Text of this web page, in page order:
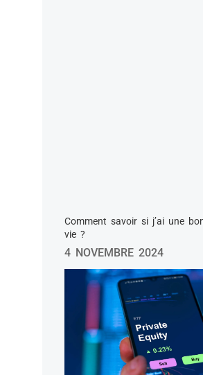
Comment savoir si j’ai une
vie ?
4 NOVEMBRE 2024